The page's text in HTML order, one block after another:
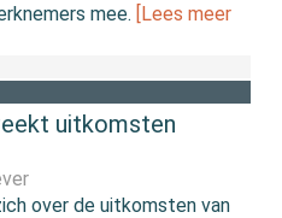
mee. [Lees meer
uitkomsten
over de uitkomsten van